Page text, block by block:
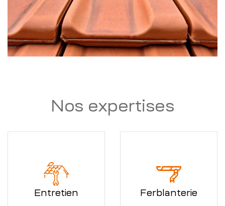
Nos expertises
Entretien Ferblanterie